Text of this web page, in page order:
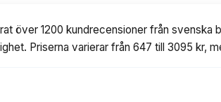
över 1200 kundrecensioner från
Priserna varierar från 647 till 3095 kr,